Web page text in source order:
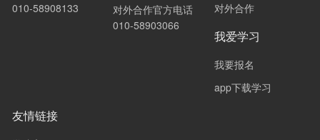
010-58908133
对外合作官方电话
010-58903066
对外合作
我爱学习
我要报名
app下载学习
友情链接